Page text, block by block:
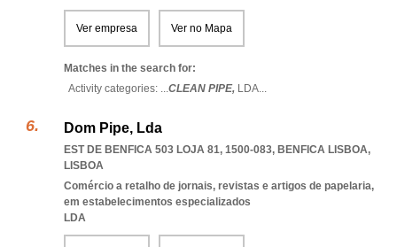
Ver empresa Ver no Mapa
Matches in the search for:
Activity categories: ...CLEAN PIPE, LDA...
Dom Pipe, Lda
EST DE BENFICA 503 LOJA 81, 1500-083, BENFICA LISBOA,
LISBOA
Comércio a retalho de jornais, revistas e artigos de papelaria,
em estabelecimentos especializados
LDA